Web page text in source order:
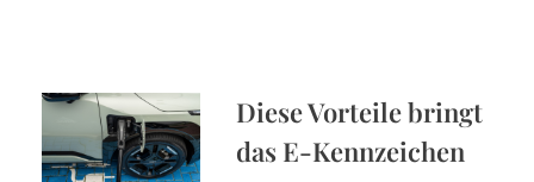
Diese Vorteile bringt
das E-Kennzeichen